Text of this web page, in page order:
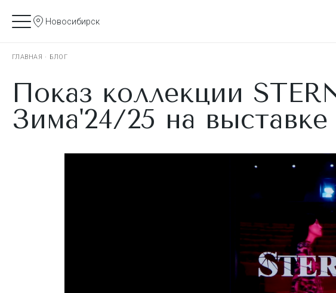
Новосибирск
ГЛАВНАЯ · БЛОГ
Показ коллекции
Зима'24/25 на выставке